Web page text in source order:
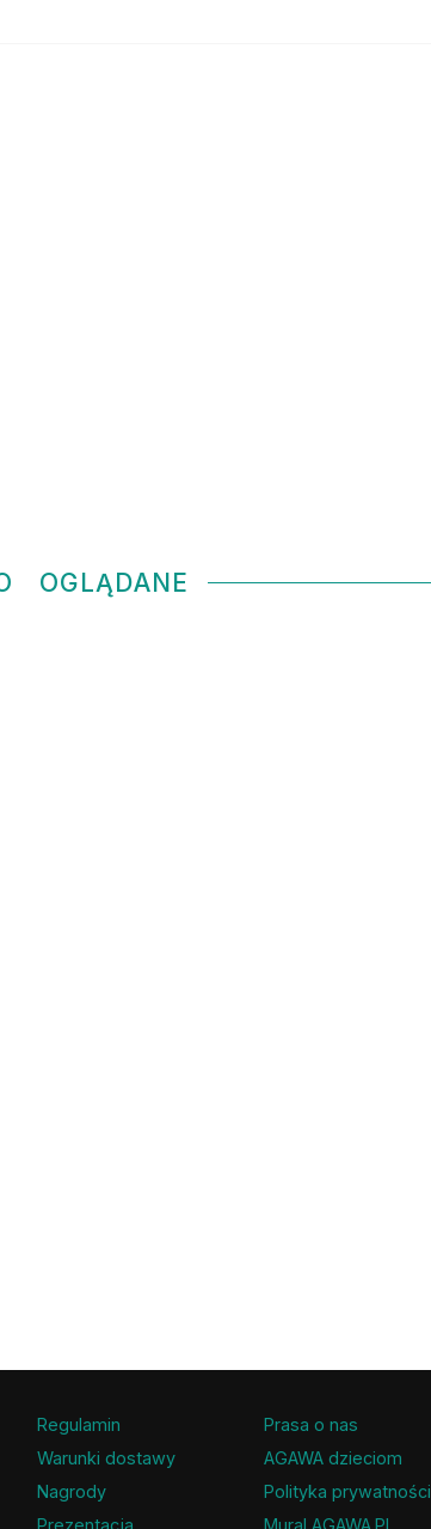
OGLĄDANE
Regulamin
Warunki dostawy
Nagrody
Prezentacja
Prasa o nas
AGAWA dzieciom
Polityka prywatności
Mural AGAWA.PL